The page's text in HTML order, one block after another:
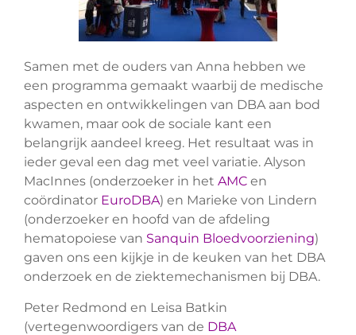
Samen met de ouders van Anna hebben we
een programma gemaakt waarbij de medische
aspecten en ontwikkelingen van DBA aan bod
kwamen, maar ook de sociale kant een
belangrijk aandeel kreeg. Het resultaat was in
ieder geval een dag met veel variatie. Alyson
MacInnes (onderzoeker in het AMC en
coördinator EuroDBA) en Marieke von Lindern
(onderzoeker en hoofd van de afdeling
hematopoiese van Sanquin Bloedvoorziening)
gaven ons een kijkje in de keuken van het DBA
onderzoek en de ziektemechanismen bij DBA.
Peter Redmond en Leisa Batkin
(vertegenwoordigers van de DBA